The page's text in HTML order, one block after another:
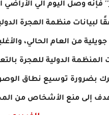
وصل اليوم الي الأراضي
من العام الحالي،
الدولية للهجرة
بضرورة توسيع نطاق
تهدف إلى منع الأشخاص من